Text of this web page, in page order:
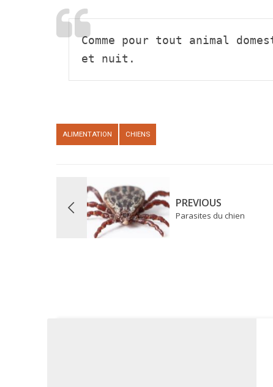
Comme pour tout animal
et nuit.
ALIMENTATION CHIENS
PREVIOUS
Parasites du chien